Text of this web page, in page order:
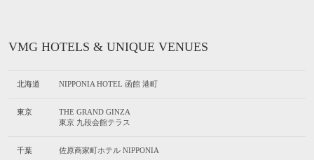
VMG HOTELS & UNIQUE VENUES
北海道 NIPPONIA HOTEL 函館 港町
東京
THE GRAND GINZA
東京 九段会館テラス
千葉 佐原商家町ホテル NIPPONIA